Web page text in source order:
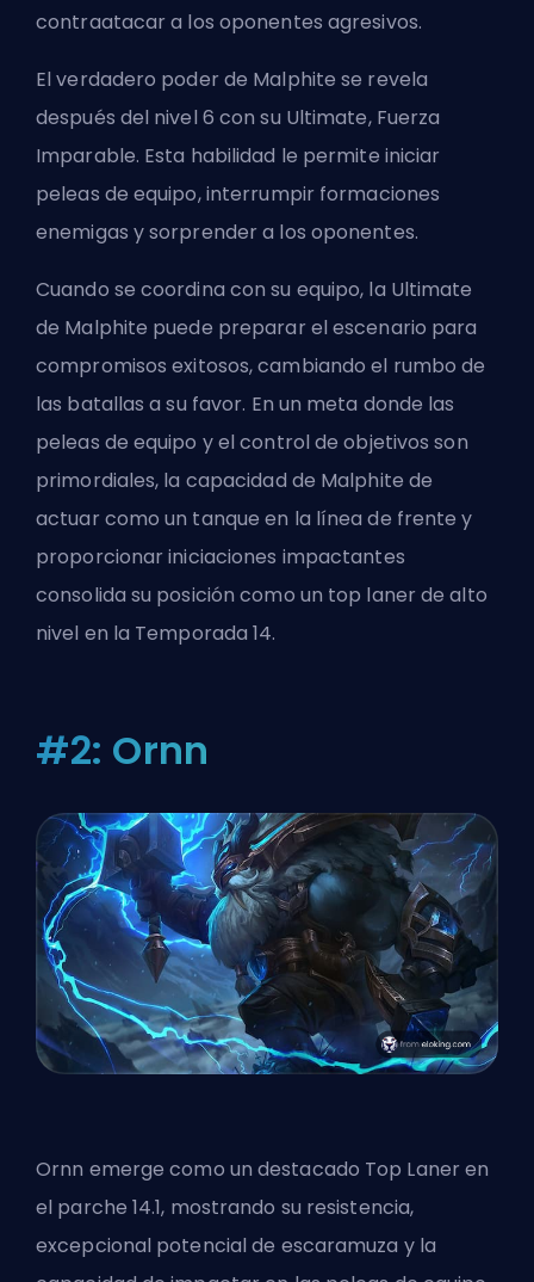
contraatacar a los oponentes agresivos.
El verdadero poder de Malphite se revela
después del nivel 6 con su Ultimate, Fuerza
Imparable. Esta habilidad le permite iniciar
peleas de equipo, interrumpir formaciones
enemigas y sorprender a los oponentes.
Cuando se coordina con su equipo, la Ultimate
de Malphite puede preparar el escenario para
compromisos exitosos, cambiando el rumbo de
las batallas a su favor. En un meta donde las
peleas de equipo y el control de objetivos son
primordiales, la capacidad de Malphite de
actuar como un tanque en la línea de frente y
proporcionar iniciaciones impactantes
consolida su posición como un top laner de alto
nivel en la Temporada 14.
#2: Ornn
Ornn emerge como un destacado Top Laner en
el parche 14.1, mostrando su resistencia,
excepcional potencial de escaramuza y la